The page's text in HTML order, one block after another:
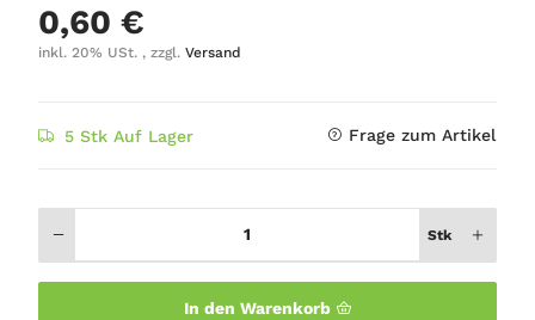
0,60 €
inkl. 20% USt. , zzgl. Versand
5 Stk Auf Lager Frage zum Artikel
Stk
In den Warenkorb